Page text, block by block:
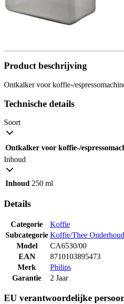
Product beschrijving
Ontkalker voor koffie-/
Technische details
Soort
Ontkalker voor koffie-/
Inhoud
Inhoud 250 ml
Details
Categorie
Koffie
Subcategorie Koffie/Thee
Model
CA6530/00
EAN
8710103895473
Merk
Philips
Garantie
2 Jaar
EU verantwoordelijke